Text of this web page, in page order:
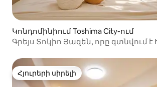
Կոնդոմինիում Toshima City-ում
Գրեյս Տոկիո Յազեն, որը գտնվում է
Սիբույա | Հարմարավետ և հարմար
ուղևորությունների և գործնական
ուղևորությունների համար
Հյուրերի սիրելի
Հյուրերի սիրելի